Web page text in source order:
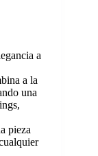
a
a la
una
pieza